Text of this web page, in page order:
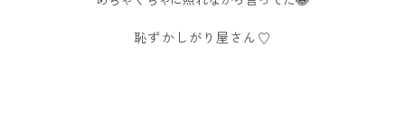
恥ずかしがり屋さん♡